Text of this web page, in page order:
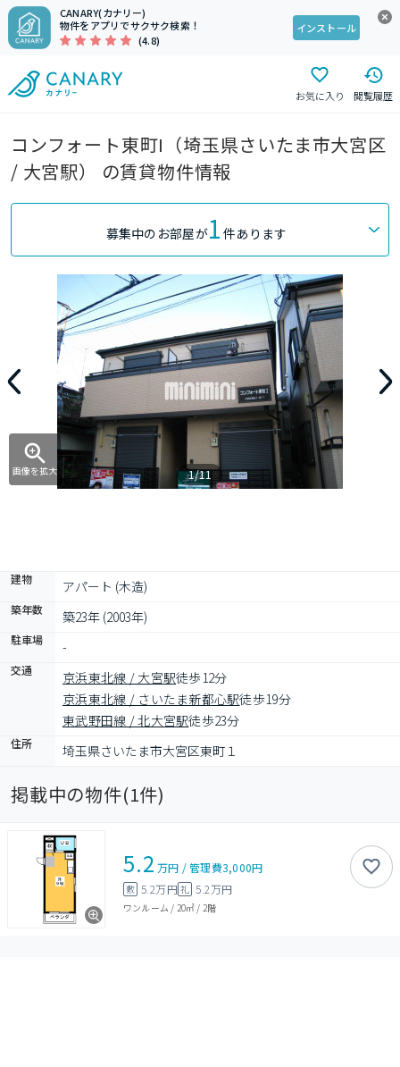
CANARY(カナリー)
物件をアプリでサクサク検索！
(4.8)
インストール
お気に入り 閲覧履歴
コンフォート東町I（埼玉県さいたま市大宮区
/ 大宮駅） の賃貸物件情報
募集中のお部屋が1 件あります
画像を拡大 1/11
建物 アパート (木造)
築年数 築23年 (2003年)
駐車場 -
交通 京浜東北線 / 大宮駅徒歩12分
京浜東北線 / さいたま新都心駅徒歩19分
東武野田線 / 北大宮駅徒歩23分
住所 埼玉県さいたま市大宮区東町１
掲載中の物件(1件)
5.2 万円 /管理費3,000円
敷 5.2万円礼 5.2万円
ワンルーム / 20㎡ / 2階